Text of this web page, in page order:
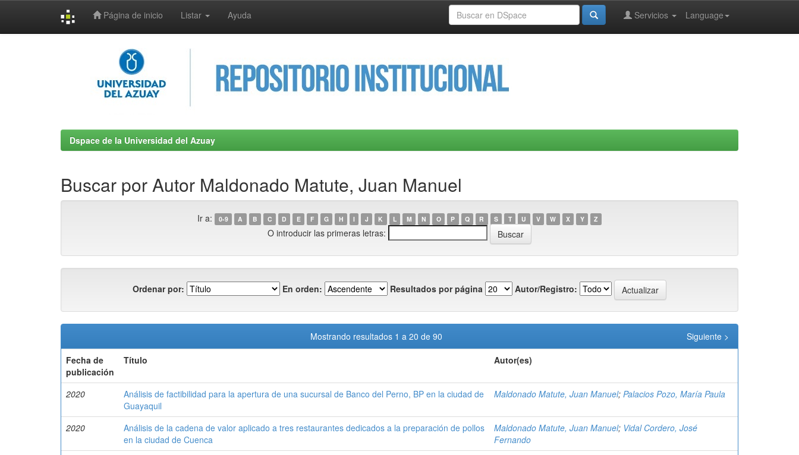
Página de inicio Listar Ayuda Language
Servicios
Dspace de la Universidad del Azuay
Buscar por Autor Maldonado Matute, Juan Manuel
Ir a: 0-9 A B C D E F G H I J K L M N O P Q R S T U V W X Y Z
O introducir las primeras letras:
Ordenar por: En orden: Resultados por página Autor/Registro:
Mostrando resultados 1 a 20 de 90
Siguiente >
Fecha de
publicación
Título Autor(es)
2020
Análisis de factibilidad para la apertura de una sucursal de Banco del Perno, BP en la ciudad de
Guayaquil
Maldonado Matute, Juan Manuel; Palacios Pozo, María Paula
2020
Análisis de la cadena de valor aplicado a tres restaurantes dedicados a la preparación de pollos
en la ciudad de Cuenca
Maldonado Matute, Juan Manuel; Vidal Cordero, José
Fernando